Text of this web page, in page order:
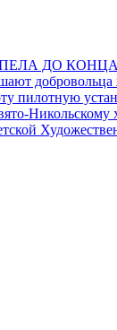
ДО
добровольца
пилотную
Никольскому